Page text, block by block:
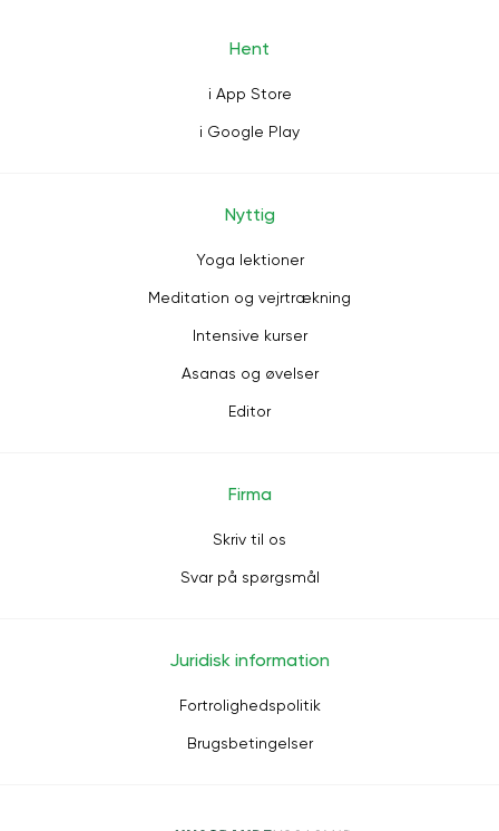
Hent
i App Store
i Google Play
Nyttig
Yoga lektioner
Meditation og vejrtrækning
Intensive kurser
Asanas og øvelser
Editor
Firma
Skriv til os
Svar på spørgsmål
Juridisk information
Fortrolighedspolitik
Brugsbetingelser